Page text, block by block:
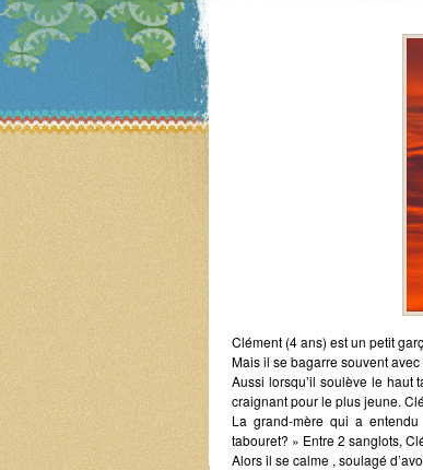
Clément (4 ans) est un petit
Mais il se bagarre souvent
Aussi lorsqu’il soulève le haut
craignant pour le plus jeune.
La grand-mère qui a
tabouret? » Entre 2 sanglots,
Alors il se calme , soulagé